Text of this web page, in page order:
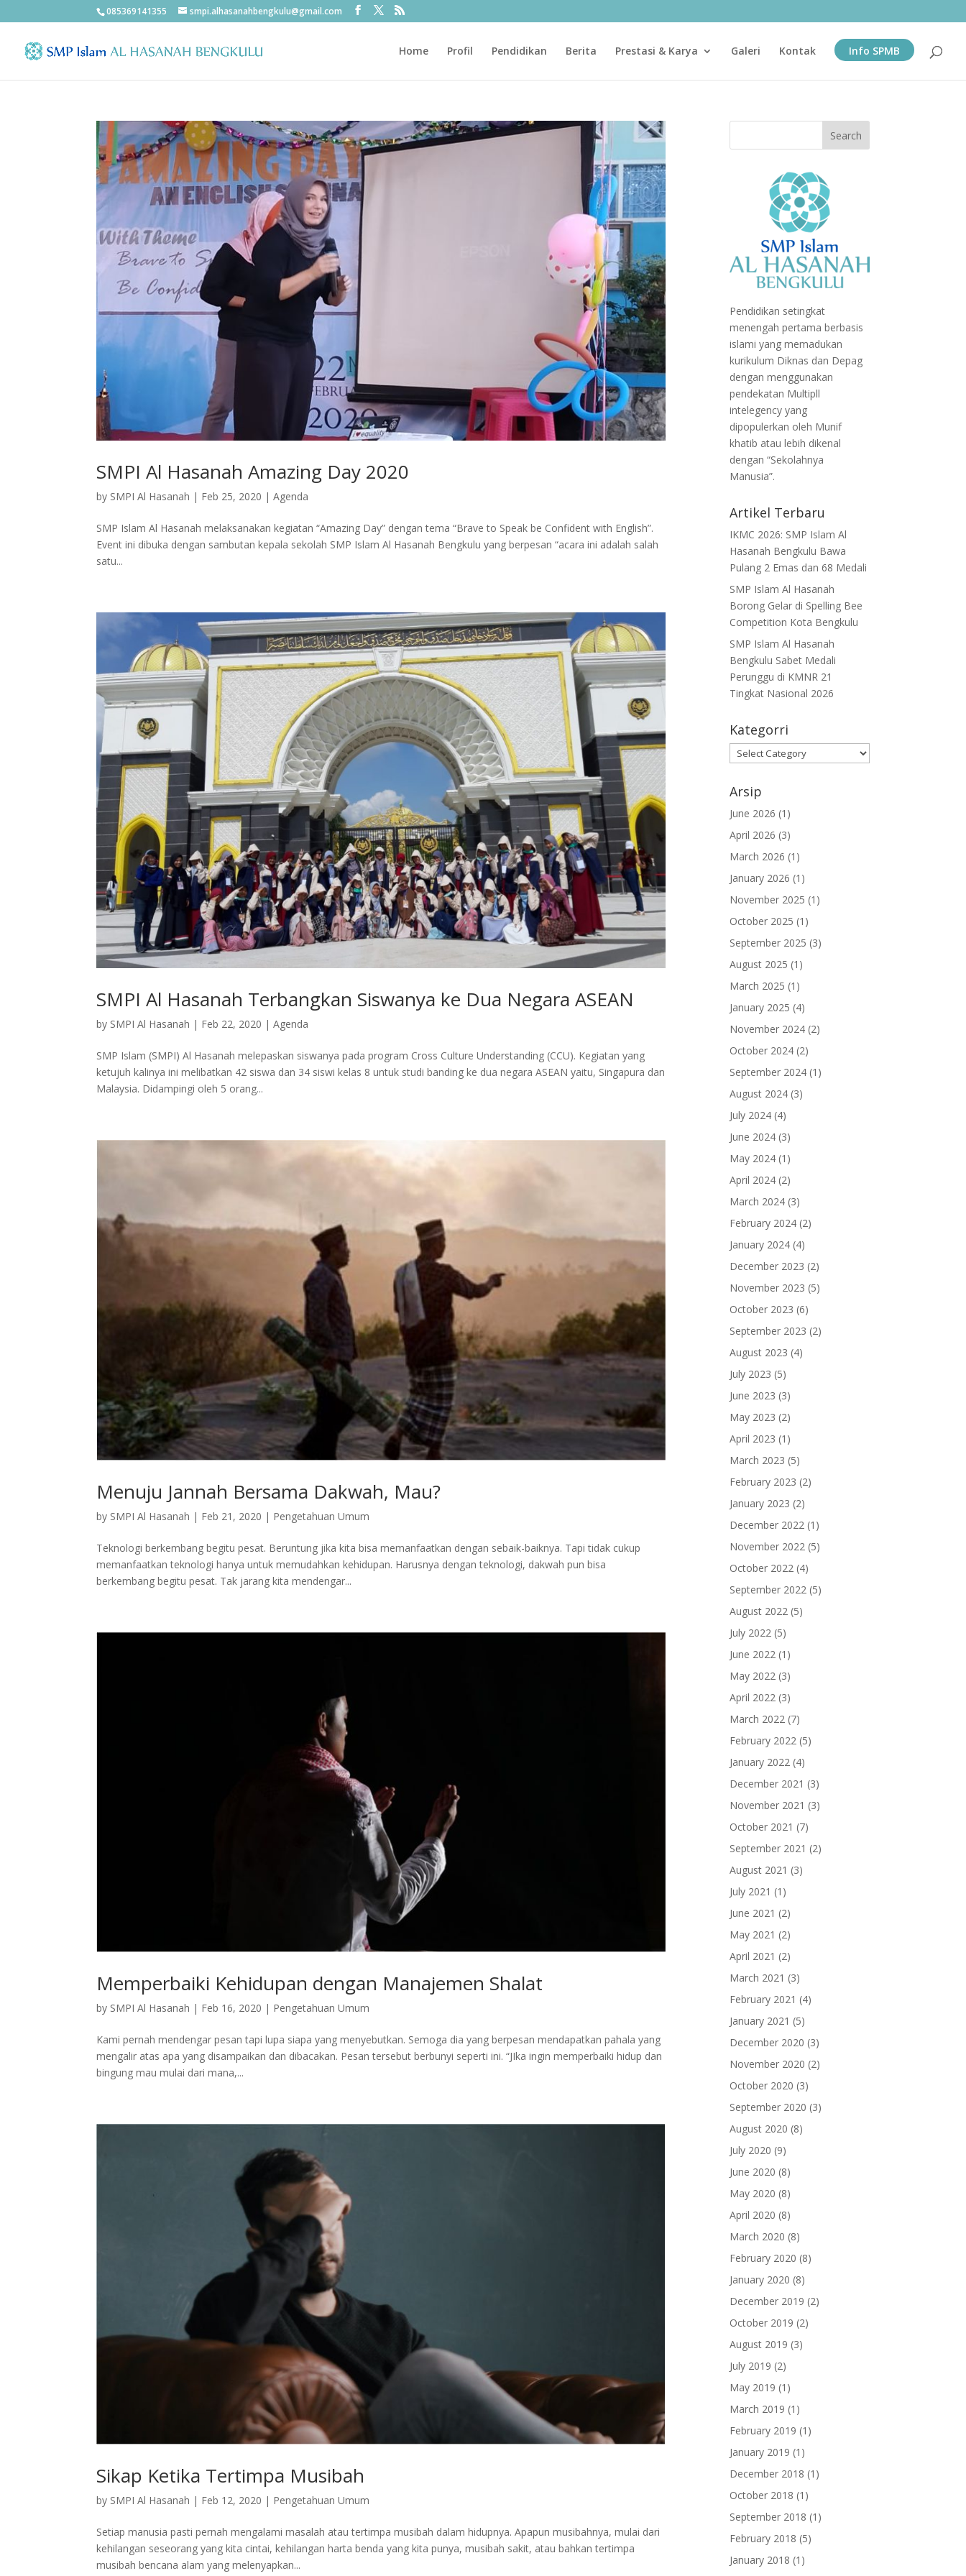
085369141355 smpi.alhasanahbengkulu@gmail.com
Home Profil Pendidikan Berita Prestasi & Karya Galeri Kontak Info SPMB
SMPI Al Hasanah Amazing Day 2020
by SMPI Al Hasanah | Feb 25, 2020 |Agenda
SMP Islam Al Hasanah melaksanakan kegiatan “Amazing Day” dengan tema “Brave to Speak be Confident with English”.
Event ini dibuka dengan sambutan kepala sekolah SMP Islam Al Hasanah Bengkulu yang berpesan “acara ini adalah salah
satu...
SMPI Al Hasanah Terbangkan Siswanya ke Dua Negara ASEAN
by SMPI Al Hasanah | Feb 22, 2020 |Agenda
SMP Islam (SMPI) Al Hasanah melepaskan siswanya pada program Cross Culture Understanding (CCU). Kegiatan yang
ketujuh kalinya ini melibatkan 42 siswa dan 34 siswi kelas 8 untuk studi banding ke dua negara ASEAN yaitu, Singapura dan
Malaysia. Didampingi oleh 5 orang...
Menuju Jannah Bersama Dakwah, Mau?
by SMPI Al Hasanah | Feb 21, 2020 | Pengetahuan Umum
Teknologi berkembang begitu pesat. Beruntung jika kita bisa memanfaatkan dengan sebaik-baiknya. Tapi tidak cukup
memanfaatkan teknologi hanya untuk memudahkan kehidupan. Harusnya dengan teknologi, dakwah pun bisa
berkembang begitu pesat. Tak jarang kita mendengar...
Memperbaiki Kehidupan dengan Manajemen Shalat
by SMPI Al Hasanah | Feb 16, 2020 | Pengetahuan Umum
Kami pernah mendengar pesan tapi lupa siapa yang menyebutkan. Semoga dia yang berpesan mendapatkan pahala yang
mengalir atas apa yang disampaikan dan dibacakan. Pesan tersebut berbunyi seperti ini. “JIka ingin memperbaiki hidup dan
bingung mau mulai dari mana,...
Sikap Ketika Tertimpa Musibah
by SMPI Al Hasanah | Feb 12, 2020 | Pengetahuan Umum
Setiap manusia pasti pernah mengalami masalah atau tertimpa musibah dalam hidupnya. Apapun musibahnya, mulai dari
kehilangan seseorang yang kita cintai, kehilangan harta benda yang kita punya, musibah sakit, atau bahkan tertimpa
musibah bencana alam yang melenyapkan...
Pendidikan setingkat
menengah pertama berbasis
islami yang memadukan
kurikulum Diknas dan Depag
dengan menggunakan
pendekatan Multipll
intelegency yang
dipopulerkan oleh Munif
khatib atau lebih dikenal
dengan “Sekolahnya
Manusia”.
Artikel Terbaru
IKMC 2026: SMP Islam Al
Hasanah Bengkulu Bawa
Pulang 2 Emas dan 68 Medali
SMP Islam Al Hasanah
Borong Gelar di Spelling Bee
Competition Kota Bengkulu
SMP Islam Al Hasanah
Bengkulu Sabet Medali
Perunggu di KMNR 21
Tingkat Nasional 2026
Kategorri
Kategorri
Arsip
June 2026 (1)
April 2026 (3)
March 2026 (1)
January 2026 (1)
November 2025 (1)
October 2025 (1)
September 2025 (3)
August 2025 (1)
March 2025 (1)
January 2025 (4)
November 2024 (2)
October 2024 (2)
September 2024 (1)
August 2024 (3)
July 2024 (4)
June 2024 (3)
May 2024 (1)
April 2024 (2)
March 2024 (3)
February 2024 (2)
January 2024 (4)
December 2023 (2)
November 2023 (5)
October 2023 (6)
September 2023 (2)
August 2023 (4)
July 2023 (5)
June 2023 (3)
May 2023 (2)
April 2023 (1)
March 2023 (5)
February 2023 (2)
January 2023 (2)
December 2022 (1)
November 2022 (5)
October 2022 (4)
September 2022 (5)
August 2022 (5)
July 2022 (5)
June 2022 (1)
May 2022 (3)
April 2022 (3)
March 2022 (7)
February 2022 (5)
January 2022 (4)
December 2021 (3)
November 2021 (3)
October 2021 (7)
September 2021 (2)
August 2021 (3)
July 2021 (1)
June 2021 (2)
May 2021 (2)
April 2021 (2)
March 2021 (3)
February 2021 (4)
January 2021 (5)
December 2020 (3)
November 2020 (2)
October 2020 (3)
September 2020 (3)
August 2020 (8)
July 2020 (9)
June 2020 (8)
May 2020 (8)
April 2020 (8)
March 2020 (8)
February 2020 (8)
January 2020 (8)
December 2019 (2)
October 2019 (2)
August 2019 (3)
July 2019 (2)
May 2019 (1)
March 2019 (1)
February 2019 (1)
January 2019 (1)
December 2018 (1)
October 2018 (1)
September 2018 (1)
February 2018 (5)
January 2018 (1)